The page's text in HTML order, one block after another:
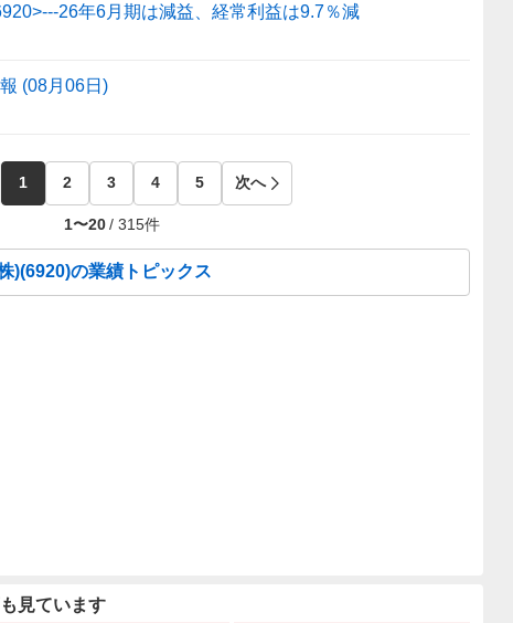
26年6月期は減益、経常利益は9.7％減
(08月06日)
1 2 3 4 5 次へ
1〜20 / 315件
)(6920)の業績トピックス
見ています